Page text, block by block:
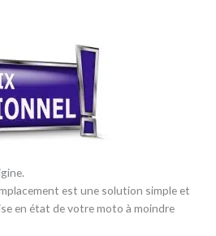
est une solution simple et
en état de votre moto à moindre